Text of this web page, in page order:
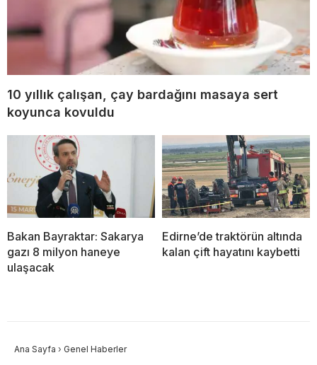
10 yıllık çalışan, çay bardağını masaya sert
koyunca kovuldu
Bakan Bayraktar: Sakarya
gazı 8 milyon haneye
ulaşacak
Edirne’de traktörün altında
kalan çift hayatını kaybetti
Ana Sayfa › Genel Haberler